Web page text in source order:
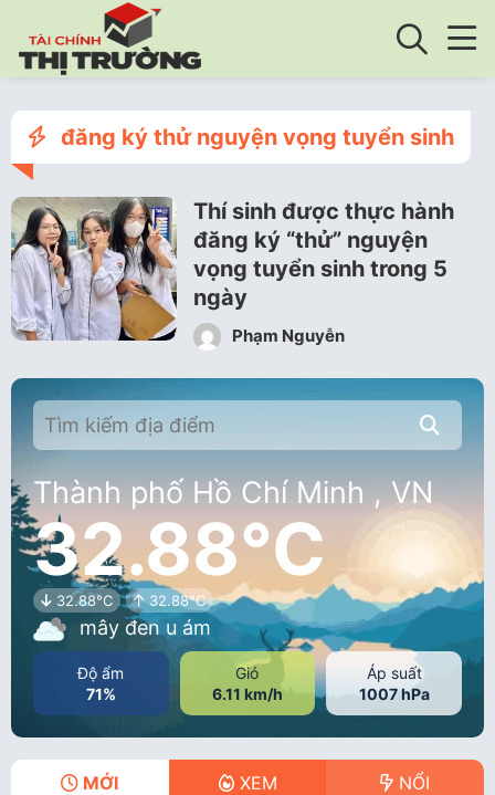
đăng ký thử nguyện vọng tuyển sinh
Thí sinh được thực hành
đăng ký “thử” nguyện
vọng tuyển sinh trong 5
ngày
Phạm Nguyễn
Thành phố Hồ Chí Minh , VN
32.88°C
32.88°C 32.88°C
mây đen u ám
Độ ẩm
71%
Gió
6.11 km/h
Áp suất
1007 hPa
MỚI XEM NỔI